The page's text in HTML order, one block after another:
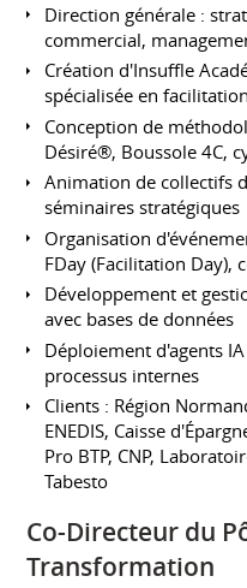
Direction générale :
commercial,
Création d'Insuffle
spécialisée en
Conception de
Désiré®, Boussole 4C,
Animation de collectifs
séminaires stratégiques
Organisation
FDay (Facilitation Day),
Développement et
avec bases de données
Déploiement d'agents
processus internes
Clients : Région
ENEDIS, Caisse
Pro BTP, CNP,
Tabesto
Co-Directeur du
Transformation